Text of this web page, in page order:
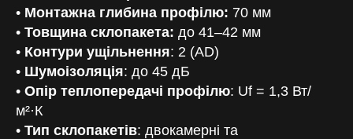
• Монтажна глибина профілю: 70 мм
• Товщина склопакета: до 41–42 мм
• Контури ущільнення: 2 (AD)
• Шумоізоляція: до 45 дБ
• Опір теплопередачі профілю: Uf = 1,3 Вт/
м²·К
• Тип склопакетів: двокамерні та